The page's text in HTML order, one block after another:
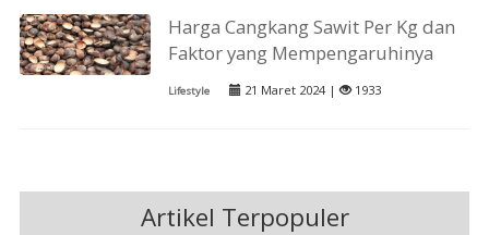
Harga Cangkang Sawit Per Kg dan
Faktor yang Mempengaruhinya
Lifestyle 21 Maret 2024 | 1933
Artikel Terpopuler